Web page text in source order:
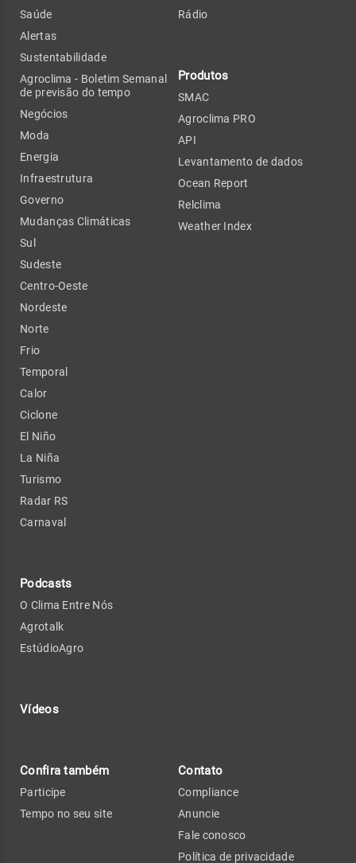
Saúde
Alertas
Sustentabilidade
Agroclima - Boletim Semanal
de previsão do tempo
Negócios
Moda
Energia
Infraestrutura
Governo
Mudanças Climáticas
Sul
Sudeste
Centro-Oeste
Nordeste
Norte
Frio
Temporal
Calor
Ciclone
El Niño
La Niña
Turismo
Radar RS
Carnaval
Podcasts
O Clima Entre Nós
Agrotalk
EstúdioAgro
Vídeos
Rádio
Produtos
SMAC
Agroclima PRO
API
Levantamento de dados
Ocean Report
Relclima
Weather Index
Confira também
Participe
Tempo no seu site
Contato
Compliance
Anuncie
Fale conosco
Política de privacidade